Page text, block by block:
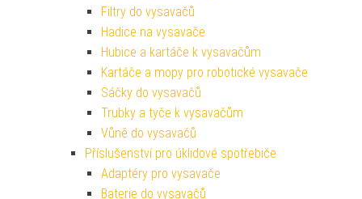
Filtry do vysavačů
Hadice na vysavače
Hubice a kartáče k vysavačům
Kartáče a mopy pro robotické vysavače
Sáčky do vysavačů
Trubky a tyče k vysavačům
Vůně do vysavačů
Příslušenství pro úklidové spotřebiče
Adaptéry pro vysavače
Baterie do vysavačů